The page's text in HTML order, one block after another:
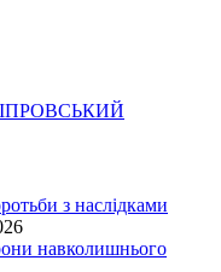
з наслідками
навколишнього